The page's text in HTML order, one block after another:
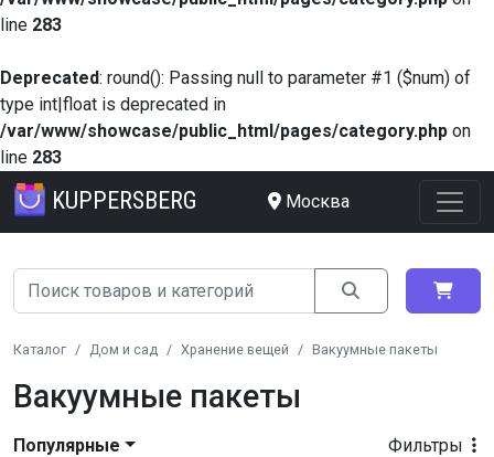
line 283
Deprecated: round(): Passing null to parameter #1 ($num) of
type int|float is deprecated in
/var/www/showcase/public_html/pages/category.php on
line 283
KUPPERSBERG Москва
Каталог Дом и сад Хранение вещей Вакуумные пакеты
Вакуумные пакеты
Фильтры
Популярные